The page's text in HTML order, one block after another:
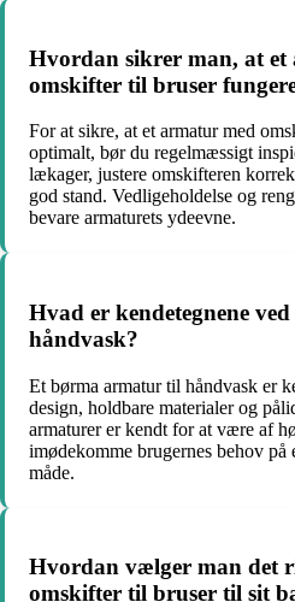
Hvordan sikrer man, at et
omskifter til bruser
For at sikre, at et armatur med
optimalt, bør du regelmæssigt
lækager, justere omskifteren
god stand. Vedligeholdelse og
bevare armaturets ydeevne.
Hvad er kendetegnene
håndvask?
Et børma armatur til håndvask er
design, holdbare materialer og
armaturer er kendt for at være af
imødekomme brugernes behov
måde.
Hvordan vælger man det
omskifter til bruser til sit